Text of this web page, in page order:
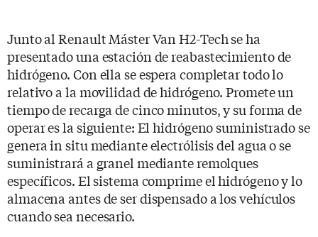
Junto al Renault Máster Van H2-Tech se ha
presentado una estación de reabastecimiento de
hidrógeno. Con ella se espera completar todo lo
relativo a la movilidad de hidrógeno. Promete un
tiempo de recarga de cinco minutos, y su forma de
operar es la siguiente: El hidrógeno suministrado se
genera in situ mediante electrólisis del agua o se
suministrará a granel mediante remolques
específicos. El sistema comprime el hidrógeno y lo
almacena antes de ser dispensado a los vehículos
cuando sea necesario.